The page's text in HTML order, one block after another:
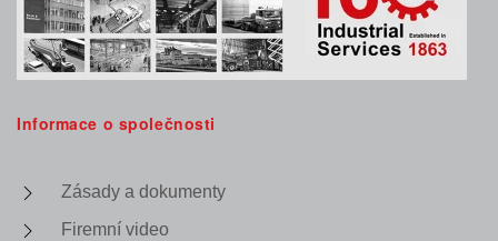
Informace o společnosti
Zásady a dokumenty
Firemní video